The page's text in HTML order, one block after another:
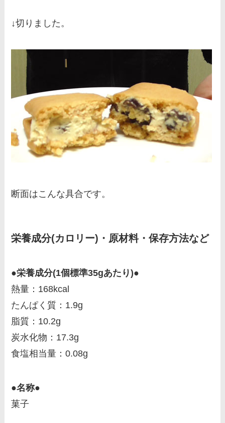
↓切りました。
断面はこんな具合です。
栄養成分(カロリー)・原材料・保存方法など
●栄養成分(1個標準35gあたり)●
熱量：168kcal
たんぱく質：1.9g
脂質：10.2g
炭水化物：17.3g
食塩相当量：0.08g
●名称●
菓子